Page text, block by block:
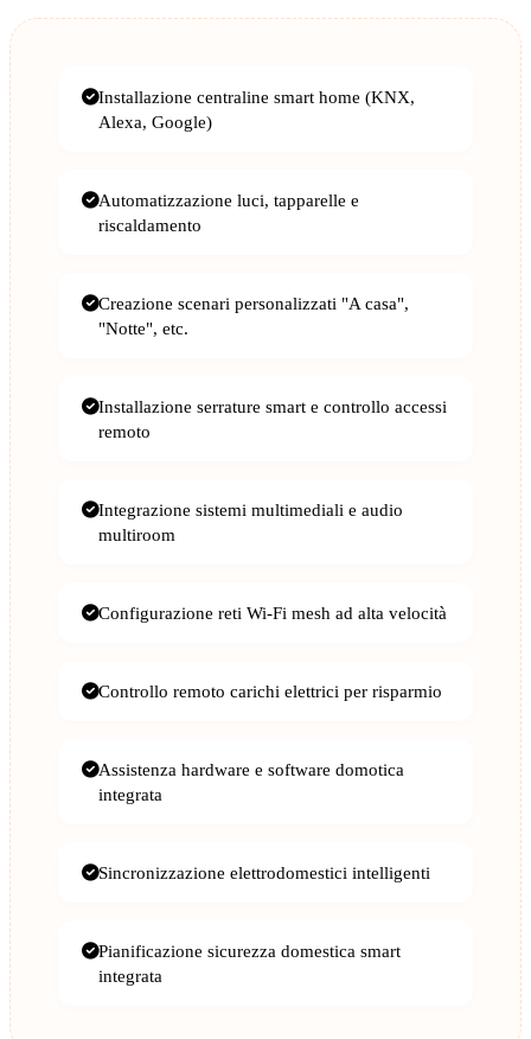
Installazione centraline smart home (KNX,
Alexa, Google)
Automatizzazione luci, tapparelle e
riscaldamento
Creazione scenari personalizzati "A casa",
"Notte", etc.
Installazione serrature smart e controllo accessi
remoto
Integrazione sistemi multimediali e audio
multiroom
Configurazione reti Wi-Fi mesh ad alta velocità
Controllo remoto carichi elettrici per risparmio
Assistenza hardware e software domotica
integrata
Sincronizzazione elettrodomestici intelligenti
Pianificazione sicurezza domestica smart
integrata